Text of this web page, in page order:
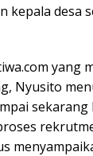
kepala desa
yang
Nyusito